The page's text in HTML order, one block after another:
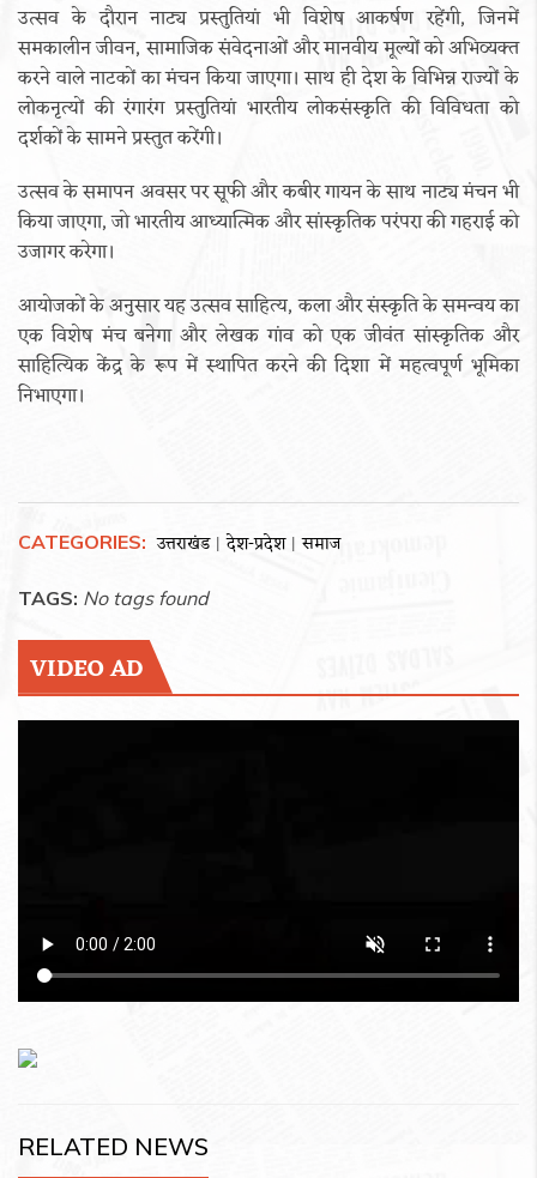
उत्सव के दौरान नाट्य प्रस्तुतियां भी विशेष आकर्षण रहेंगी, जिनमें
समकालीन जीवन, सामाजिक संवेदनाओं और मानवीय मूल्यों को अभिव्यक्त
करने वाले नाटकों का मंचन किया जाएगा। साथ ही देश के विभिन्न राज्यों के
लोकनृत्यों की रंगारंग प्रस्तुतियां भारतीय लोकसंस्कृति की विविधता को
दर्शकों के सामने प्रस्तुत करेंगी।
उत्सव के समापन अवसर पर सूफी और कबीर गायन के साथ नाट्य मंचन भी
किया जाएगा, जो भारतीय आध्यात्मिक और सांस्कृतिक परंपरा की गहराई को
उजागर करेगा।
आयोजकों के अनुसार यह उत्सव साहित्य, कला और संस्कृति के समन्वय का
एक विशेष मंच बनेगा और लेखक गांव को एक जीवंत सांस्कृतिक और
साहित्यिक केंद्र के रूप में स्थापित करने की दिशा में महत्वपूर्ण भूमिका
निभाएगा।
CATEGORIES: उत्तराखंड | देश-प्रदेश | समाज
TAGS: No tags found
VIDEO AD
RELATED NEWS